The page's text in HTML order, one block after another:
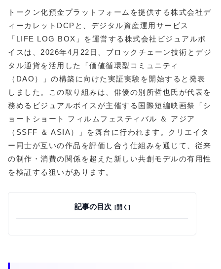
トークン化預金プラットフォームを提供する株式会社デ
ィーカレットDCPと、デジタル資産運用サービス
「LIFE LOG BOX」を運営する株式会社ビジュアルボ
イスは、2026年4月22日、ブロックチェーン技術とデジ
タル通貨を活用した「価値循環型コミュニティ
（DAO）」の構築に向けた実証実験を開始すると発表
しました。この取り組みは、俳優の別所哲也氏が代表を
務めるビジュアルボイスが主催する国際短編映画祭「シ
ョートショート フィルムフェスティバル ＆ アジア
（SSFF ＆ ASIA）」を舞台に行われます。クリエイタ
ー同士が互いの作品を評価し合う仕組みを通じて、従来
の制作・消費の関係を超えた新しい共創モデルの有用性
を検証する狙いがあります。
記事の目次